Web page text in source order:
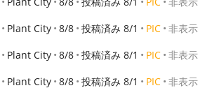
Plant City 8/8 投稿済み 8/1 PIC 非表示
Plant City 8/8 投稿済み 8/1 PIC 非表示
Plant City 8/8 投稿済み 8/1 PIC 非表示